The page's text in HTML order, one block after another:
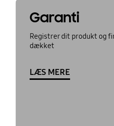
Garanti
Registrer dit produkt og
dækket
LÆS MERE